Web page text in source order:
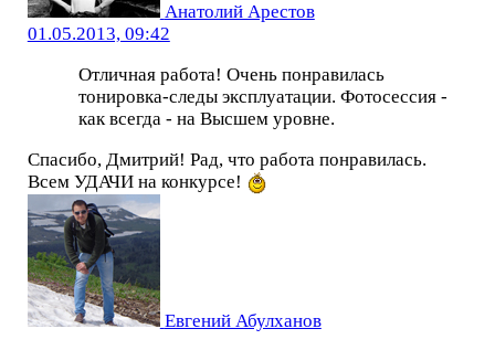
Анатолий Арестов
01.05.2013, 09:42
Отличная работа! Очень понравилась
тонировка-следы эксплуатации. Фотосессия -
как всегда - на Высшем уровне.
Спасибо, Дмитрий! Рад, что работа понравилась.
Всем УДАЧИ на конкурсе!
Евгений Абулханов